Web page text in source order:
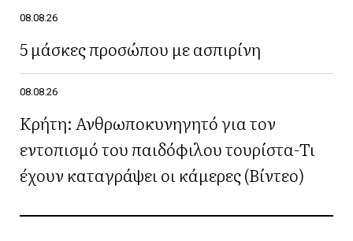
08.08.26
5 μάσκες προσώπου με ασπιρίνη
08.08.26
Κρήτη: Ανθρωποκυνηγητό για τον
εντοπισμό του παιδόφιλου τουρίστα-Τι
έχουν καταγράψει οι κάμερες (Βίντεο)